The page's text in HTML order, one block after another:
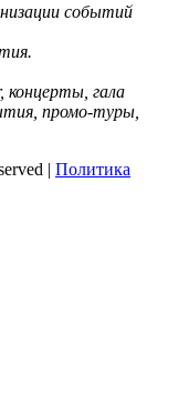
событий
концерты, гала
промо-туры,
| Политика